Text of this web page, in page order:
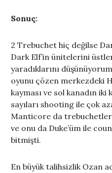
Sonuç:
2 Trebuchet hiç değilse
Dark Elf’in ünitelerini
yaradıklarını
oyunu çözen merkezdeki
kayması ve sol kanadın
sayıları shooting ile çok
Manticore da
ve onu da Duke’üm ile
bitmişti.
En büyük talihsizlik Ozan